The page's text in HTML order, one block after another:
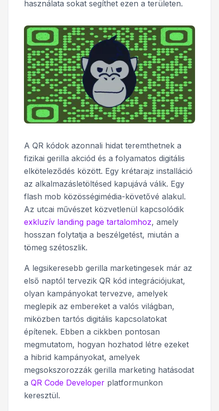
használata sokat segíthet ezen a területen.
A QR kódok azonnali hidat teremthetnek a
fizikai gerilla akciód és a folyamatos digitális
elköteleződés között. Egy krétarajz installáció
az alkalmazásletöltésed kapujává válik. Egy
flash mob közösségimédia-követővé alakul.
Az utcai művészet közvetlenül kapcsolódik
exkluzív landing page tartalomhoz, amely
hosszan folytatja a beszélgetést, miután a
tömeg szétoszlik.
A legsikeresebb gerilla marketingesek már az
első naptól tervezik QR kód integrációjukat,
olyan kampányokat tervezve, amelyek
meglepik az embereket a valós világban,
miközben tartós digitális kapcsolatokat
építenek. Ebben a cikkben pontosan
megmutatom, hogyan hozhatod létre ezeket
a hibrid kampányokat, amelyek
megsokszorozzák gerilla marketing hatásodat
a QR Code Developer platformunkon
keresztül.